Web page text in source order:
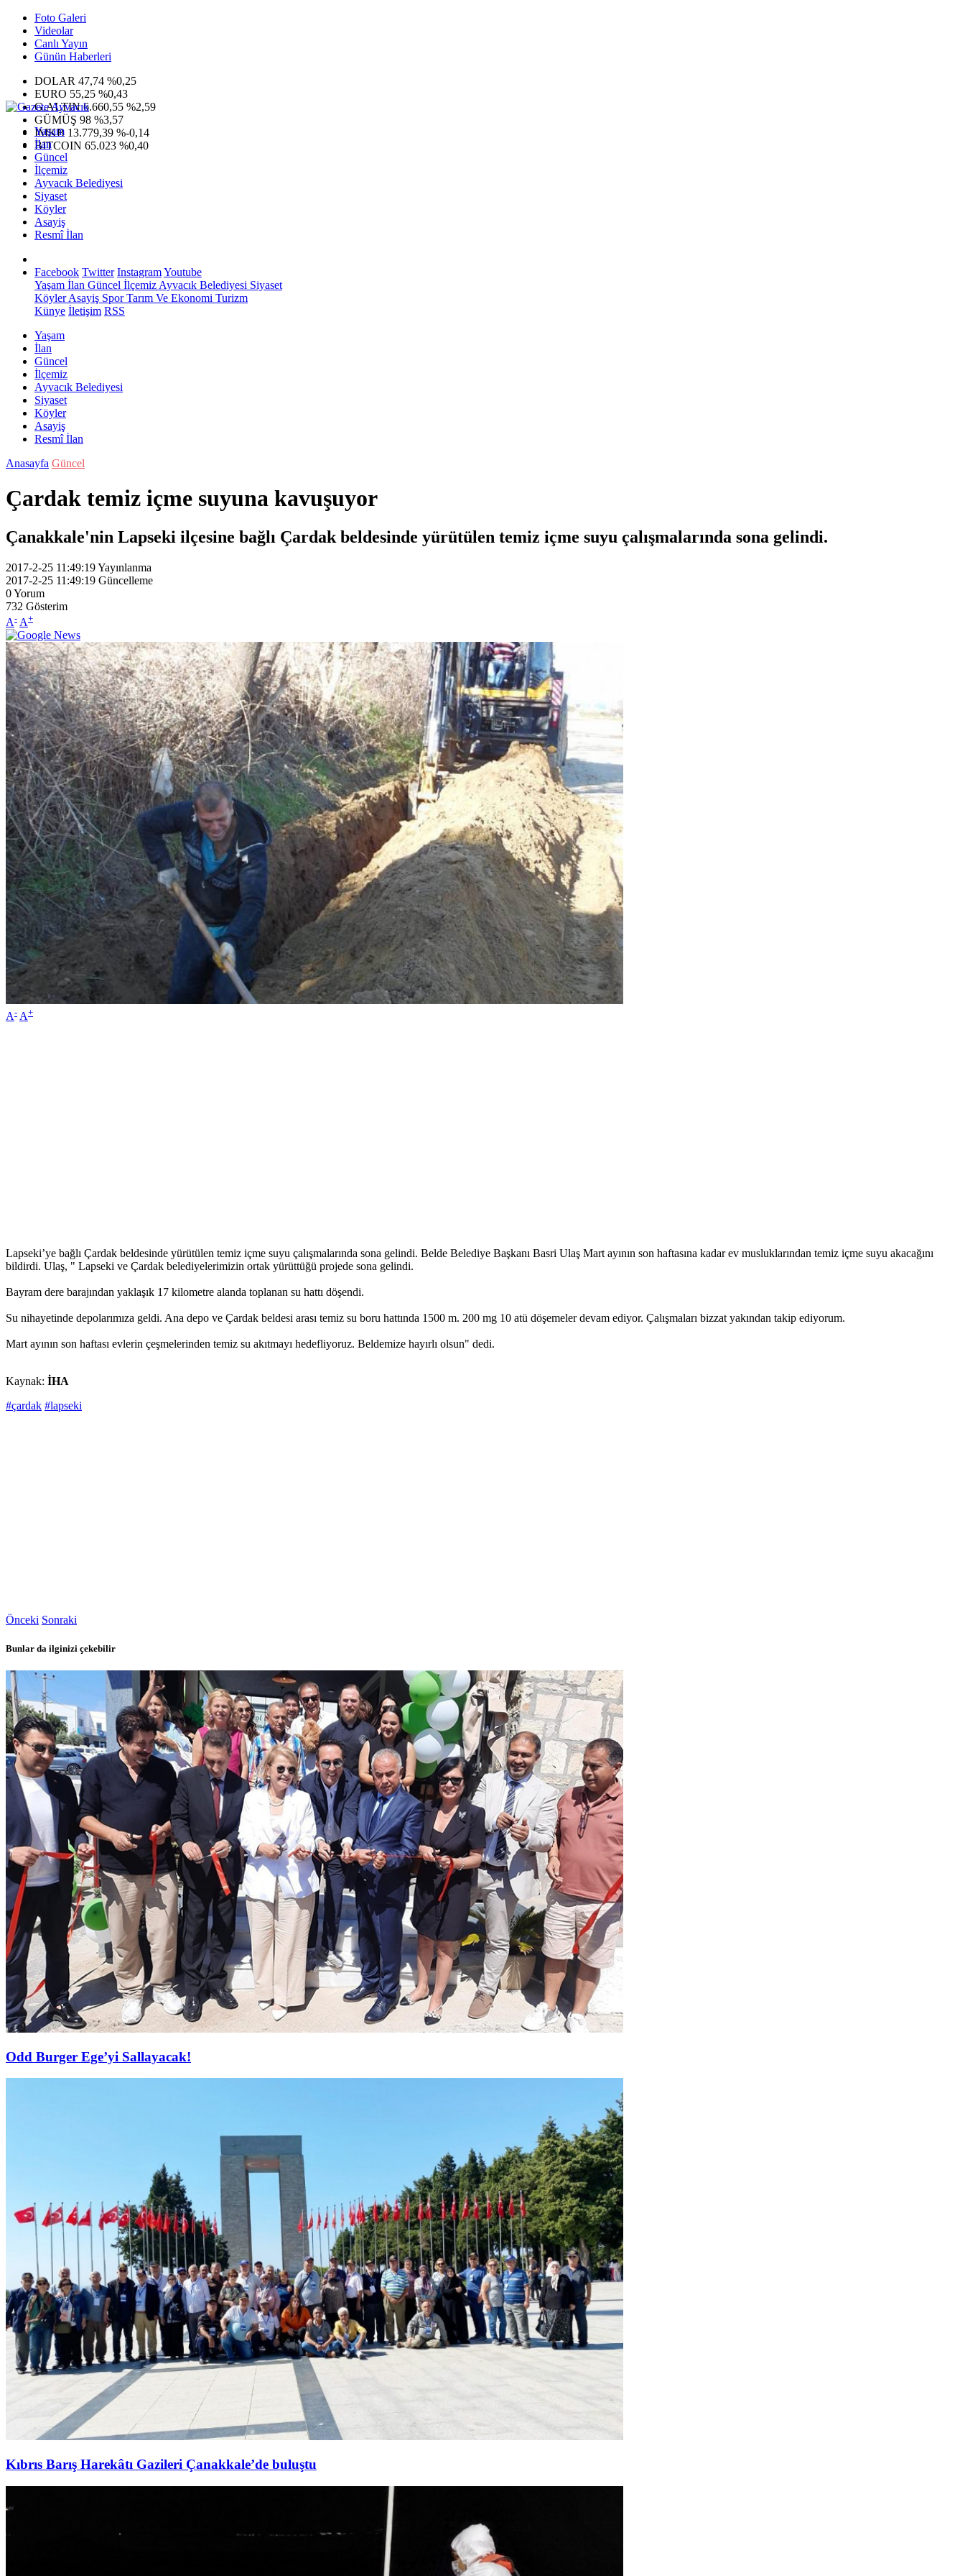
Foto Galeri
Videolar
Canlı Yayın
Günün Haberleri
DOLAR 47,74 %0,25
EURO 55,25 %0,43
G.ALTIN6.660,55 %2,59
GÜMÜŞ 98 %3,57
IMKB 13.779,39 %-0,14
BITCOIN 65.023 %0,40
Yaşam
İlan
Güncel
İlçemiz
Ayvacık Belediyesi
Siyaset
Köyler
Asayiş
Resmî İlan
Facebook Twitter InstagramYoutube
Yaşam İlan Güncel İlçemiz Ayvacık Belediyesi Siyaset
KöylerAsayiş SporTarım Ve Ekonomi Turizm
Künye İletişim RSS
Yaşam
İlan
Güncel
İlçemiz
Ayvacık Belediyesi
Siyaset
Köyler
Asayiş
Resmî İlan
Anasayfa Güncel
Çardak temiz içme suyuna kavuşuyor
Çanakkale'nin Lapseki ilçesine bağlı Çardak beldesinde yürütülen temiz içme suyu çalışmalarında sona gelindi.
2017-2-25 11:49:19Yayınlanma
2017-2-25 11:49:19 Güncelleme
0Yorum
732 Gösterim
A- A+
A- A+
Lapseki’ye bağlı Çardak beldesinde yürütülen temiz içme suyu çalışmalarında sona gelindi. Belde Belediye Başkanı Basri Ulaş Mart ayının son haftasına kadar ev musluklarından temiz içme suyu akacağını
bildirdi. Ulaş, " Lapseki ve Çardak belediyelerimizin ortak yürüttüğü projede sona gelindi.
Bayram dere barajından yaklaşık 17 kilometre alanda toplanan su hattı döşendi.
Su nihayetinde depolarımıza geldi. Ana depo ve Çardak beldesi arası temiz su boru hattında 1500 m. 200 mg 10 atü döşemeler devam ediyor. Çalışmaları bizzat yakından takip ediyorum.
Mart ayının son haftası evlerin çeşmelerinden temiz su akıtmayı hedefliyoruz. Beldemize hayırlı olsun" dedi.
Kaynak: İHA
#çardak #lapseki
Önceki Sonraki
Bunlar da ilginizi çekebilir
Odd Burger Ege’yi Sallayacak!
Kıbrıs Barış Harekâtı Gazileri Çanakkale’de buluştu